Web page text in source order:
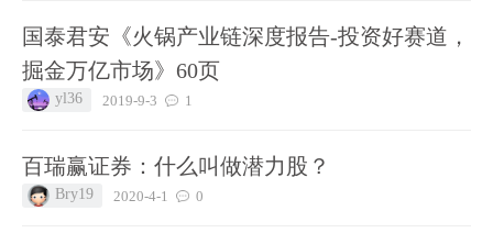
国泰君安《火锅产业链深度报告-投资好赛道，
掘金万亿市场》60页
yl36 2019-9-3 1
百瑞赢证券：什么叫做潜力股？
Bry19 2020-4-1 0